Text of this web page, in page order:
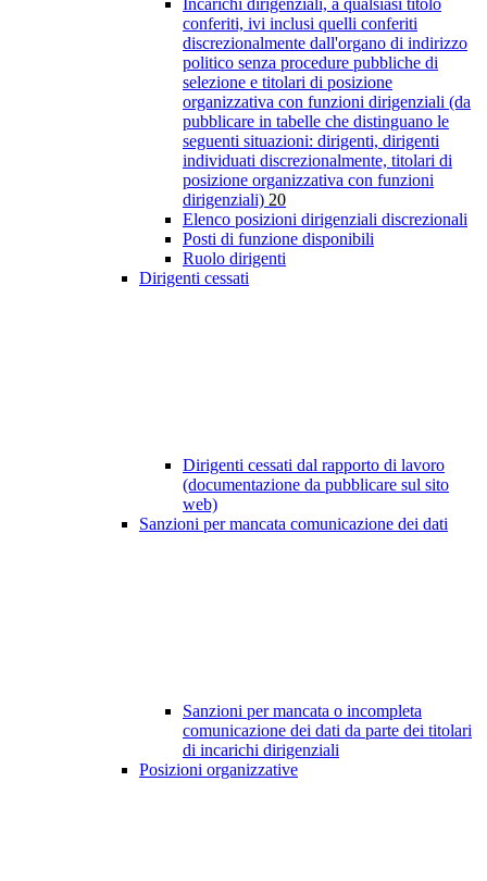
Incarichi dirigenziali, a qualsiasi titolo
conferiti, ivi inclusi quelli conferiti
discrezionalmente dall'organo di indirizzo
politico senza procedure pubbliche di
selezione e titolari di posizione
organizzativa con funzioni dirigenziali (da
pubblicare in tabelle che distinguano le
seguenti situazioni: dirigenti, dirigenti
individuati discrezionalmente, titolari di
posizione organizzativa con funzioni
dirigenziali) 20
Elenco posizioni dirigenziali discrezionali
Posti di funzione disponibili
Ruolo dirigenti
Dirigenti cessati
Dirigenti cessati dal rapporto di lavoro
(documentazione da pubblicare sul sito
web)
Sanzioni per mancata comunicazione dei dati
Sanzioni per mancata o incompleta
comunicazione dei dati da parte dei titolari
di incarichi dirigenziali
Posizioni organizzative